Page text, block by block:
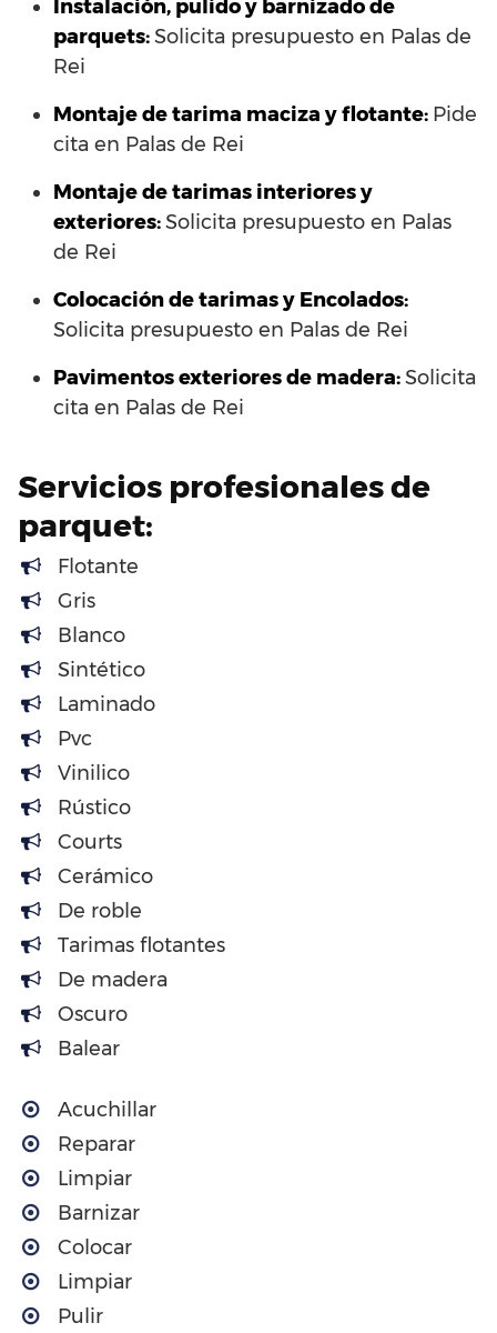
Instalación, pulido y barnizado de
parquets:Solicita presupuesto en Palas de
Rei
Montaje de tarima maciza y flotante: Pide
cita en Palas de Rei
Montaje de tarimas interiores y
exteriores:Solicita presupuesto en Palas
de Rei
Colocación de tarimas y Encolados:
Solicita presupuesto en Palas de Rei
Pavimentos exteriores de madera:Solicita
cita en Palas de Rei
Servicios profesionales de
parquet:
Flotante
Gris
Blanco
Sintético
Laminado
Pvc
Vinilico
Rústico
Courts
Cerámico
De roble
Tarimas flotantes
De madera
Oscuro
Balear
Acuchillar
Reparar
Limpiar
Barnizar
Colocar
Limpiar
Pulir